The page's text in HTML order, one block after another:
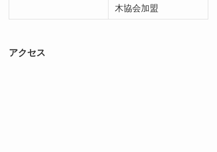
木協会加盟
アクセス